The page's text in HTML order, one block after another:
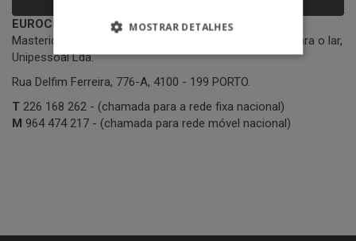
EUROCUPON
Masterideia Divulgação e Comercialização de artigos para o lar,
Unipessoal Lda.
Rua Delfim Ferreira, 776-A, 4100 - 199 PORTO.
T 226 168 262 - (chamada para a rede fixa nacional)
M 964 474 217 - (chamada para rede móvel nacional)
MOSTRAR DETALHES